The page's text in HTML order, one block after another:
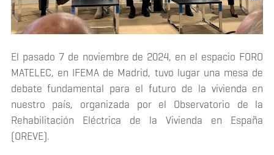
El pasado 7 de noviembre de 2024, en el espacio FORO
MATELEC, en IFEMA de Madrid, tuvo lugar una mesa de
debate fundamental para el futuro de la vivienda en
nuestro país, organizada por el Observatorio de la
Rehabilitación Eléctrica de la Vivienda en España
(OREVE).